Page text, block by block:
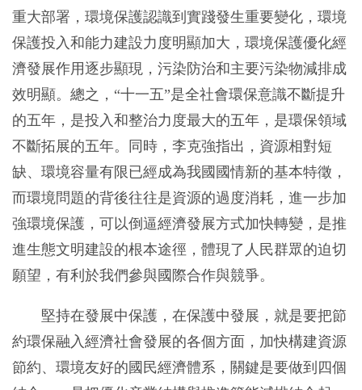
重大部署，環境保護認識到實踐發生重要變化，環境
保護投入和能力建設力度明顯加大，環境保護優化經
濟發展作用逐步顯現，污染防治和主要污染物減排成
效明顯。總之，“十一五”是全社會環保意識不斷提升
的五年，是投入和整治力度最大的五年，是環保領域
不斷拓展的五年。同時，李克強指出，資源相對短
缺、環境容量有限已經成為我國國情新的基本特徵，
而環境問題的背後往往是資源的過度消耗，進一步加
強環境保護，可以倒逼經濟發展方式加快轉變，是推
進生態文明建設的根本途徑，體現了人民群眾的迫切
願望，有利於我們參與國際合作與競爭。
堅持在發展中保護，在保護中發展，就是要把節
約環保融入經濟社會發展的各個方面，加快構建資源
節約、環境友好的國民經濟體系，關鍵是要做到四個